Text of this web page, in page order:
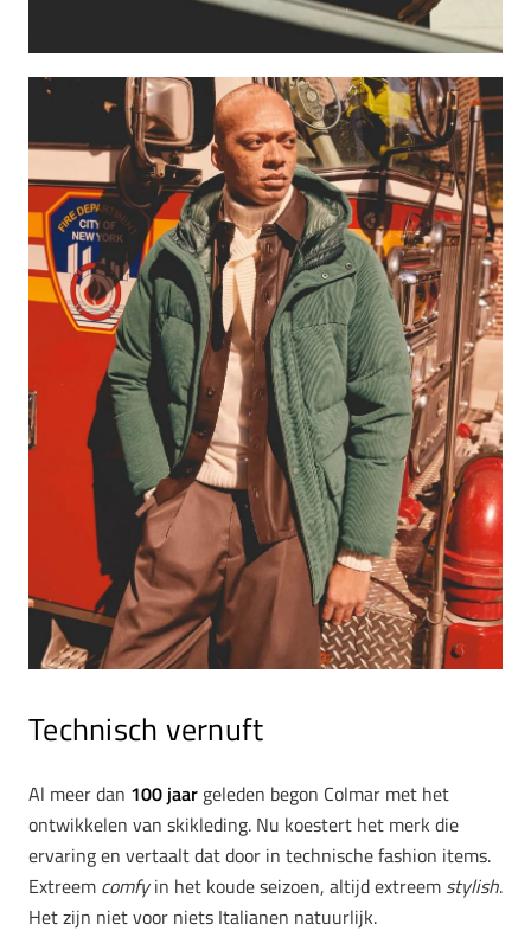
Technisch vernuft
Al meer dan 100 jaar geleden begon Colmar met het
ontwikkelen van skikleding. Nu koestert het merk die
ervaring en vertaalt dat door in technische fashion items.
Extreem comfyin het koude seizoen, altijd extreem stylish.
Het zijn niet voor niets Italianen natuurlijk.